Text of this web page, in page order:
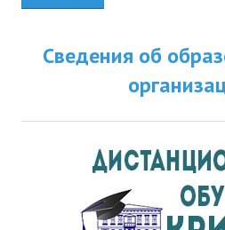
Сведения об